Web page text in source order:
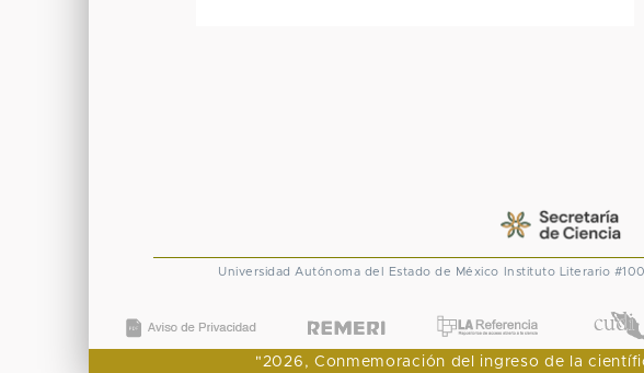
Universidad Autónoma del Estado de México Instituto Literario
"2026, Conmemoración del ingreso de la